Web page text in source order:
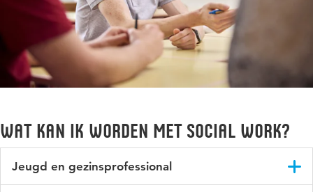
Wat kan ik worden met Social Work?
Jeugd en gezinsprofessional